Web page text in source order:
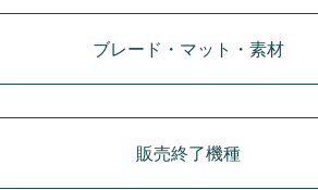
ブレード・マット・素材
販売終了機種